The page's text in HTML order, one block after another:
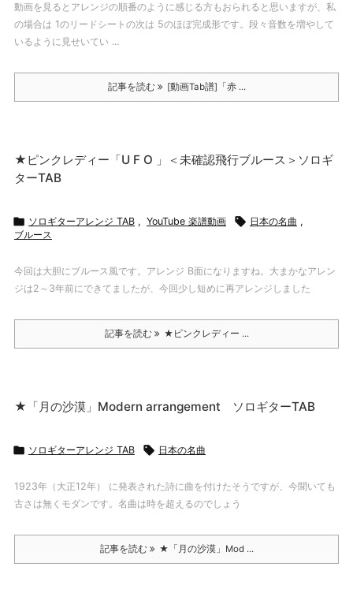
動画を見るとアレンジの順番のように感じる方もおられると思いますが、私
の場合は 1のリードシートの次は 5のほぼ完成形です。段々音数を増やして
いるように見せいてい ...
記事を読む [動画Tab譜]「赤 ...
★ピンクレディー「U F O 」＜未確認飛行ブルース＞ソロギ
ターTAB
 ソロギターアレンジ TAB , YouTube 楽譜動画  日本の名曲 ,
ブルース
今回は大胆にブルース風です。アレンジ B面になりますね。大まかなアレン
ジは2～3年前にできてましたが、今回少し短めに再アレンジしました
記事を読む ★ピンクレディー ...
★「月の沙漠」Modern arrangement ソロギターTAB
 ソロギターアレンジ TAB  日本の名曲
1923年（大正12年） に発表された詩に曲を付けたそうですが、今聞いても
古さは無くモダンです。名曲は時を超えるのでしょう
記事を読む ★「月の沙漠」Mod ...